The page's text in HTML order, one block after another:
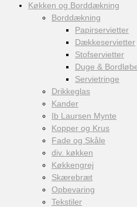
Køkken og Borddækning
Borddækning
Papirservietter
Dækkeservietter
Stofservietter
Duge &
Servietringe
Drikkeglas
Kander
Ib Laursen Mynte
Kopper og Krus
Fade og Skåle
div. køkken
Køkkengrej
Skærebræt
Opbevaring
Tekstiler